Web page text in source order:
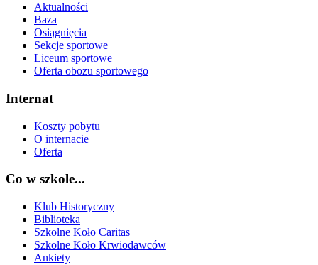
Aktualności
Baza
Osiągnięcia
Sekcje sportowe
Liceum sportowe
Oferta obozu sportowego
Internat
Koszty pobytu
O internacie
Oferta
Co w szkole...
Klub Historyczny
Biblioteka
Szkolne Koło Caritas
Szkolne Koło Krwiodawców
Ankiety